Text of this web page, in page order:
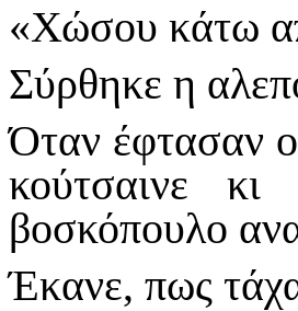
«Χώσου κάτω
Σύρθηκε η
Όταν έφτασαν
κούτσαινε
βοσκόπουλο
Έκανε, πως